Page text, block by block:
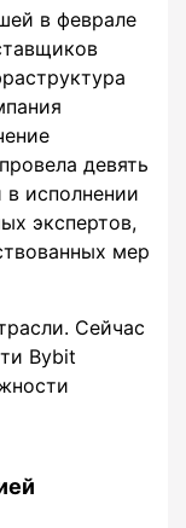
в феврале
девять
исполнении
экспертов,
мер
Сейчас
Bybit